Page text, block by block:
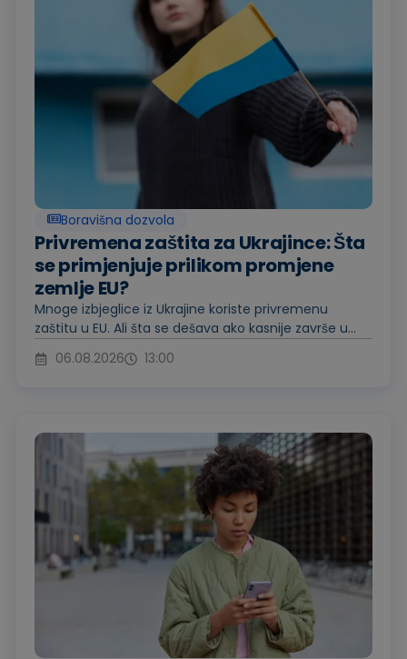
Boravišna dozvola
Privremena zaštita za Ukrajince: Šta
se primjenjuje prilikom promjene
zemlje EU?
Mnoge izbjeglice iz Ukrajine koriste privremenu
zaštitu u EU. Ali šta se dešava ako kasnije završe u...
06.08.2026
13:00